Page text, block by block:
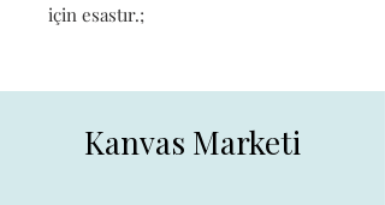
için esastır.;
Kanvas Marketi